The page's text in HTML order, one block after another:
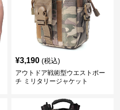
¥3,190 (税込)
アウトドア戦術型ウエストポー
チ ミリタリージャケット